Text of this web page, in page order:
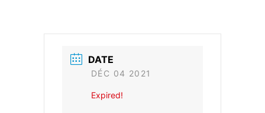
DATE
DÉC 04 2021
Expired!